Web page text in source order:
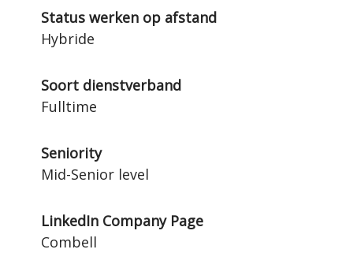
Status werken op afstand
Hybride
Soort dienstverband
Fulltime
Seniority
Mid-Senior level
LinkedIn Company Page
Combell